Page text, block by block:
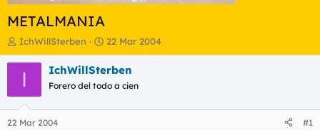
METALMANIA
I
n
i
a
d
IchWillSterben
F
e
c
a
22 Mar 2004
I IchWillSterben
Forero del todo a cien
22 Mar 2004 #1